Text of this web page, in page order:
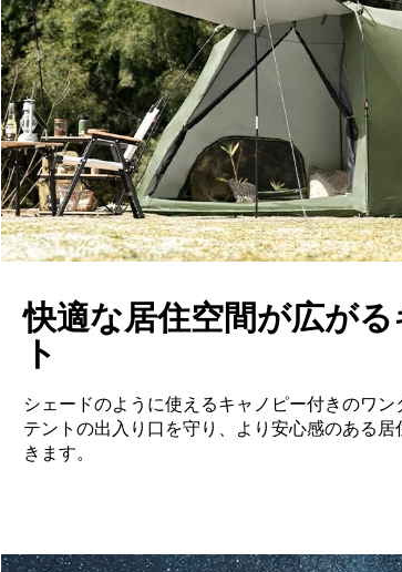
快適な居住空間が広が
ト
シェードのように使えるキャノピー付きのワ
テントの出入り口を守り、より安心感のある
きます。